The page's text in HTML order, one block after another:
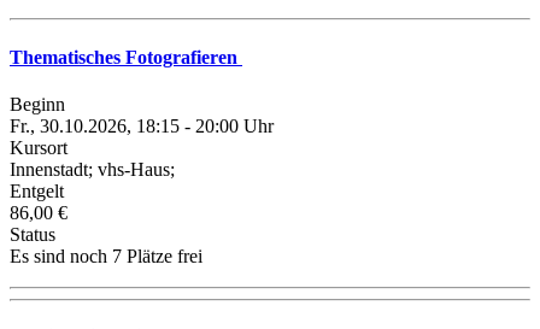
Thematisches Fotografieren
Beginn
Fr., 30.10.2026, 18:15 - 20:00 Uhr
Kursort
Innenstadt; vhs-Haus;
Entgelt
86,00 €
Status
Es sind noch 7 Plätze frei